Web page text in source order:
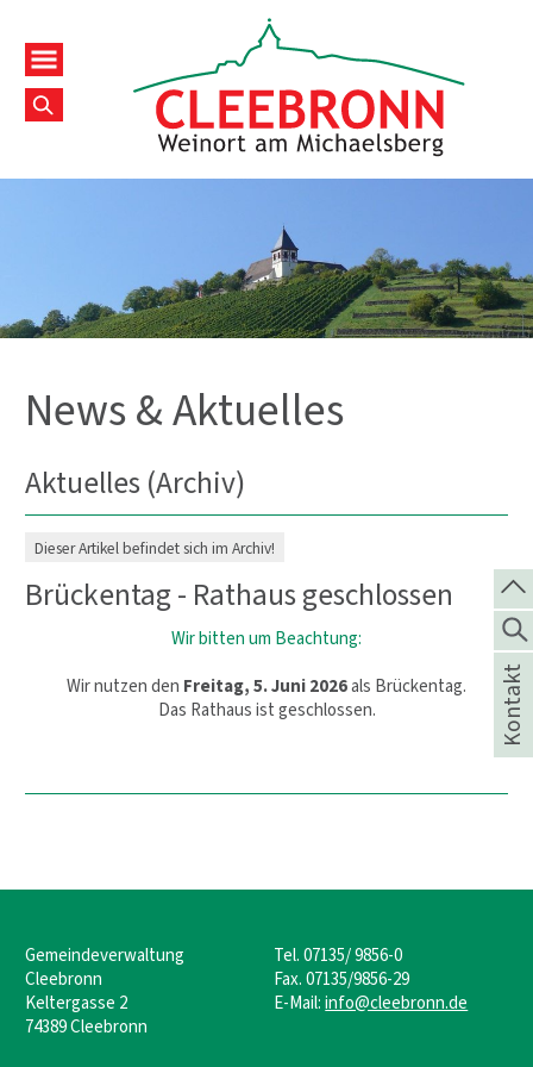
News & Aktuelles
Aktuelles (Archiv)
Dieser Artikel befindet sich im Archiv!
Brückentag - Rathaus geschlossen
Wir bitten um Beachtung:
Wir nutzen den Freitag, 5. Juni 2026als Brückentag.
Das Rathaus ist geschlossen.
Gemeindeverwaltung
Cleebronn
Keltergasse 2
74389 Cleebronn
Tel. 07135/ 9856-0
Fax. 07135/9856-29
E-Mail:info@cleebronn.de
Kontakt